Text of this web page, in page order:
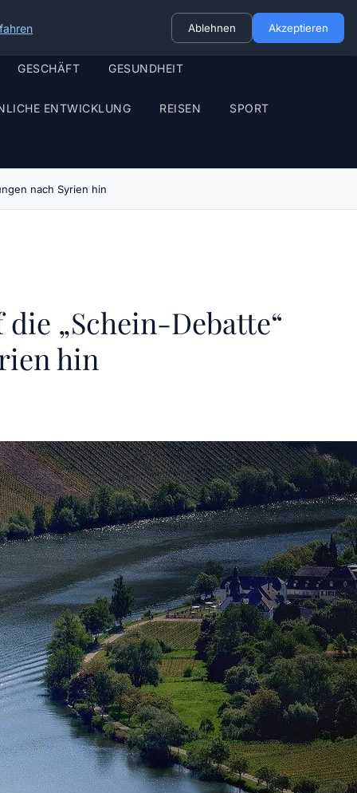
GESCHÄFT GESUNDHEIT
ENTWICKLUNG REISEN SPORT
nach Syrien hin
„Schein-Debatte“
hin
Ablehnen Akzeptieren